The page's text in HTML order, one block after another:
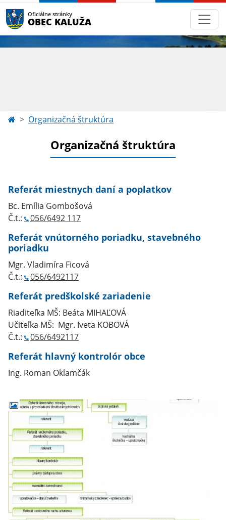
Oficiálne stránky
OBEC KALUŽA
Organizačná štruktúra
Organizačná štruktúra
Referát miestnych daní a poplatkov
Bc. Emília Gombošová
Č.t.:
056/6492 117
Referát vnútorného poriadku, stavebného
poriadku
Mgr. Vladimíra Ficová
Č.t.:
056/6492117
Referát predškolské zariadenie
Riaditeľka MŠ: Beáta MIHAĽOVÁ
Učiteľka MŠ: Mgr. Iveta KOBOVÁ
Č.t.:
056/6492117
Referát hlavný kontrolór obce
Ing. Roman Oklamčák